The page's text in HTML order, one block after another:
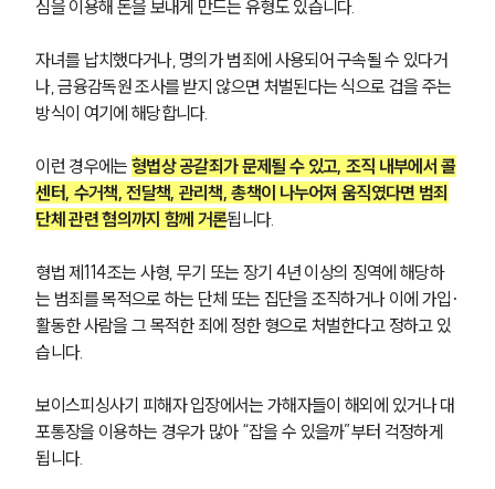
심을 이용해 돈을 보내게 만드는 유형도 있습니다.
자녀를 납치했다거나, 명의가 범죄에 사용되어 구속될 수 있다거
나, 금융감독원 조사를 받지 않으면 처벌된다는 식으로 겁을 주는
방식이 여기에 해당합니다.
이런 경우에는 형법상 공갈죄가 문제될 수 있고, 조직 내부에서 콜
센터, 수거책, 전달책, 관리책, 총책이 나누어져 움직였다면 범죄
단체 관련 혐의까지 함께 거론됩니다.
형법 제114조는 사형, 무기 또는 장기 4년 이상의 징역에 해당하
는 범죄를 목적으로 하는 단체 또는 집단을 조직하거나 이에 가입·
활동한 사람을 그 목적한 죄에 정한 형으로 처벌한다고 정하고 있
습니다.
보이스피싱사기 피해자 입장에서는 가해자들이 해외에 있거나 대
포통장을 이용하는 경우가 많아 “잡을 수 있을까”부터 걱정하게
됩니다.